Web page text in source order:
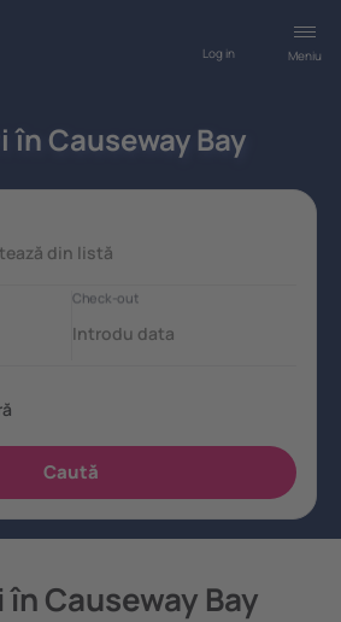
Meniu
Log in
în Causeway Bay
Causeway Bay